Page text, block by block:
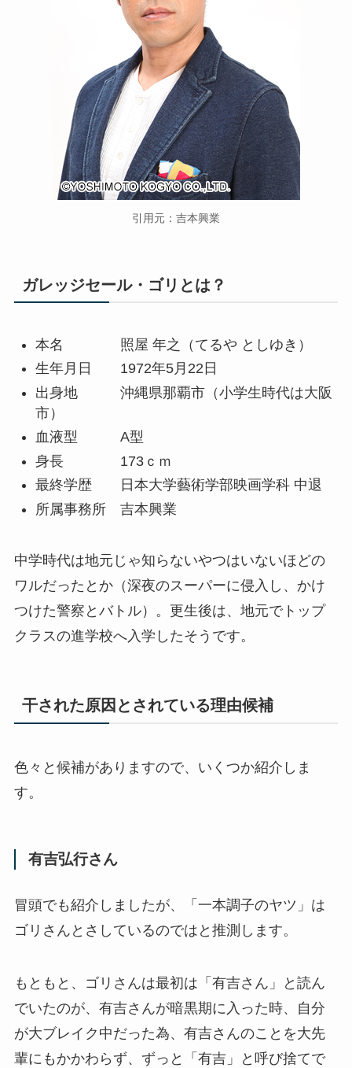
引用元：吉本興業
ガレッジセール・ゴリとは？
本名 照屋 年之（てるや としゆき）
生年月日 1972年5月22日
出身地 沖縄県那覇市（小学生時代は大阪
市）
血液型 A型
身長 173ｃｍ
最終学歴 日本大学藝術学部映画学科 中退
所属事務所 吉本興業
中学時代は地元じゃ知らないやつはいないほどの
ワルだったとか（深夜のスーパーに侵入し、かけ
つけた警察とバトル）。更生後は、地元でトップ
クラスの進学校へ入学したそうです。
干された原因とされている理由候補
色々と候補がありますので、いくつか紹介しま
す。
有吉弘行さん
冒頭でも紹介しましたが、「一本調子のヤツ」は
ゴリさんとさしているのではと推測します。
もともと、ゴリさんは最初は「有吉さん」と読ん
でいたのが、有吉さんが暗黒期に入った時、自分
が大ブレイク中だった為、有吉さんのことを大先
輩にもかかわらず、ずっと「有吉」と呼び捨てで